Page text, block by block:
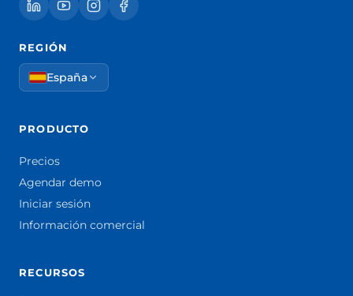
REGIÓN
España
PRODUCTO
Precios
Agendar demo
Iniciar sesión
Información comercial
RECURSOS